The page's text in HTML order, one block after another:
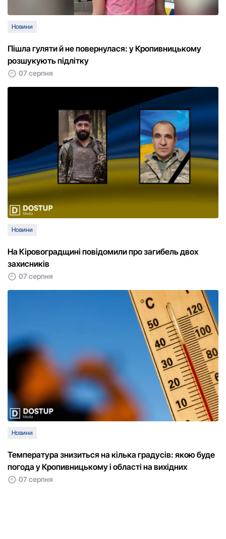
Новини
Пішла гуляти й не повернулася: у Кропивницькому
розшукують підлітку
07 серпня
Новини
На Кіровоградщині повідомили про загибель двох
захисників
07 серпня
Новини
Температура знизиться на кілька градусів: якою буде
погода у Кропивницькому і області на вихідних
07 серпня